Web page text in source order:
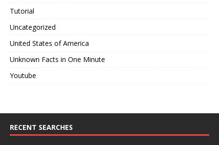
Tutorial
Uncategorized
United States of America
Unknown Facts in One Minute
Youtube
RECENT SEARCHES